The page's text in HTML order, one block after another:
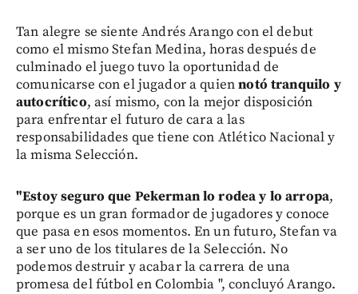
Tan alegre se siente Andrés Arango con el debut
como el mismo Stefan Medina, horas después de
culminado el juego tuvo la oportunidad de
comunicarse con el jugador a quiennotó tranquilo y
autocrítico, así mismo, con la mejor disposición
para enfrentar el futuro de cara a las
responsabilidades que tiene con Atlético Nacional y
la misma Selección.
"Estoy seguro que Pekerman lo rodea y lo arropa,
porque es un gran formador de jugadores y conoce
que pasa en esos momentos. En un futuro, Stefan va
a ser uno de los titulares de la Selección. No
podemos destruir y acabar la carrera de una
promesa del fútbol en Colombia ", concluyó Arango.